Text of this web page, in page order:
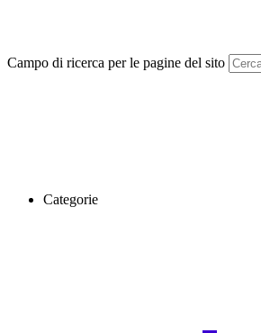
Campo di ricerca per le pagine del sito
Categorie